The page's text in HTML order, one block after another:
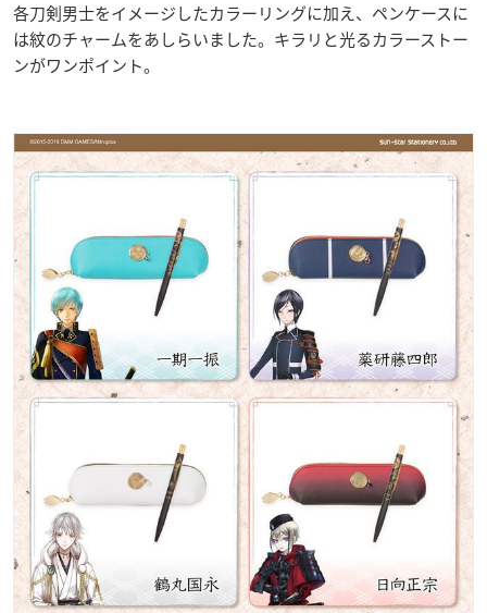
各刀剣男士をイメージしたカラーリングに加え、ペンケースに
は紋のチャームをあしらいました。キラリと光るカラーストー
ンがワンポイント。